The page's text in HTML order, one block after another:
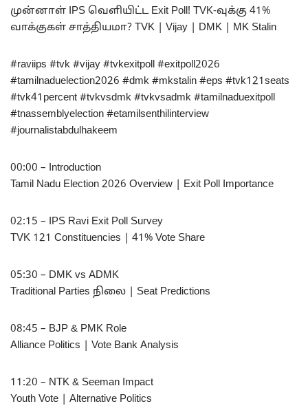
முன்னாள் IPS வெளியிட்ட Exit Poll! TVK-வுக்கு 41%
வாக்குகள் சாத்தியமா? TVK | Vijay | DMK | MK Stalin
#raviips #tvk #vijay #tvkexitpoll #exitpoll2026
#tamilnaduelection2026 #dmk #mkstalin #eps #tvk121seats
#tvk41percent #tvkvsdmk #tvkvsadmk #tamilnaduexitpoll
#tnassemblyelection #etamilsenthilinterview
#journalistabdulhakeem
00:00 – Introduction
Tamil Nadu Election 2026 Overview | Exit Poll Importance
02:15 – IPS Ravi Exit Poll Survey
TVK 121 Constituencies | 41% Vote Share
05:30 – DMK vs ADMK
Traditional Parties நிலை | Seat Predictions
08:45 – BJP & PMK Role
Alliance Politics | Vote Bank Analysis
11:20 – NTK & Seeman Impact
Youth Vote | Alternative Politics